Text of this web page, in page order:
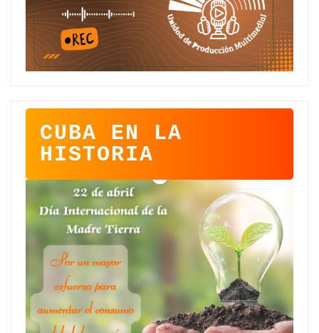
CUBA EN LA
HISTORIA